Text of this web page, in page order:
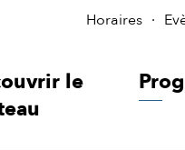
Horaires
le